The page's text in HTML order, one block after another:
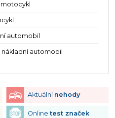
automobil
nákladní automobil
Aktuální nehody
Onlinetest značek